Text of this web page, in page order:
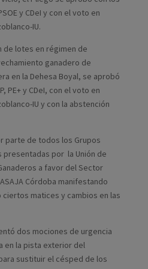
y CDeI y con el voto en
IU.
de lotes en régimen de
ganadero de
en la Dehesa Boyal, se aprobó
PE+ y CDeI, con el voto en
IU y con la abstención
parte de todos los Grupos
presentadas por la Unión de
a favor del Sector
Córdoba manifestando
ciertos matices y cambios en las
dos mociones de urgencia
en la pista exterior del
sustituir el césped de los